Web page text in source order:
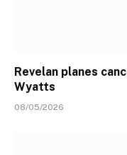
Revelan planes
Wyatts
08/05/2026